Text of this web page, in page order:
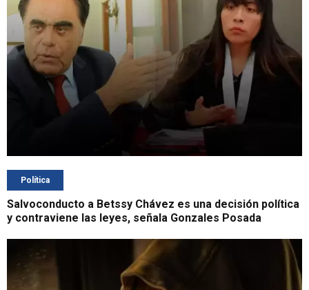
Política
Salvoconducto a Betssy Chávez es una decisión política
y contraviene las leyes, señala Gonzales Posada